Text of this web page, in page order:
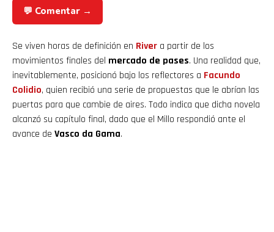
💬 Comentar →
Se viven horas de definición en River a partir de los
movimientos finales del mercado de pases. Una realidad que,
inevitablemente, posicionó bajo los reflectores a Facundo
Colidio, quien recibió una serie de propuestas que le abrían las
puertas para que cambie de aires. Todo indica que dicha novela
alcanzó su capítulo final, dado que el Millo respondió ante el
avance de Vasco da Gama.